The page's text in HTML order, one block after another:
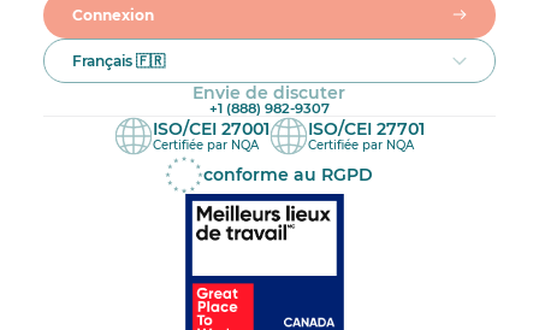
Connexion
Français 🇫🇷
Envie de discuter
+1 (888) 982-9307
ISO/CEI 27001
Certifiée par NQA
ISO/CEI 27701
Certifiée par NQA
conforme au RGPD